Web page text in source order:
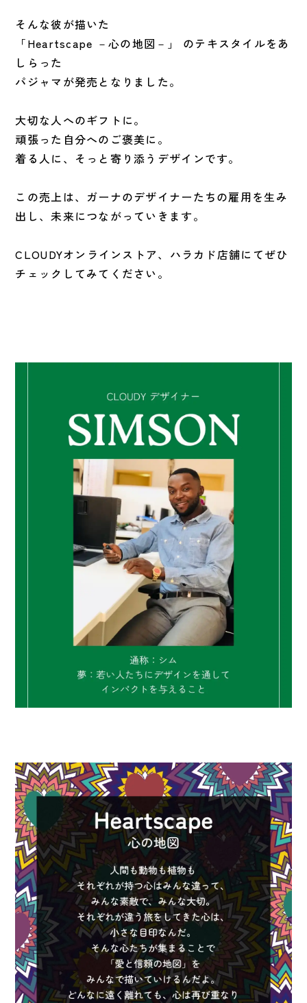
そんな彼が描いた
「Heartscape －心の地図－」 のテキスタイルをあ
しらった
パジャマが発売となりました。
大切な人へのギフトに。
頑張った自分へのご褒美に。
着る人に、そっと寄り添うデザインです。
この売上は、ガーナのデザイナーたちの雇用を生み
出し、未来につながっていきます。
CLOUDYオンラインストア、ハラカド店舗にてぜひ
チェックしてみてください。